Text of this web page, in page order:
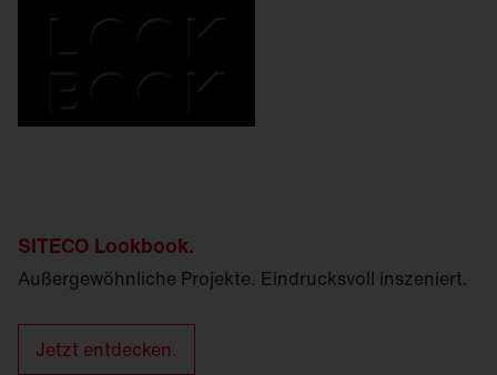
SITECO Lookbook.
Außergewöhnliche Projekte. Eindrucksvoll inszeniert.
Jetzt entdecken.